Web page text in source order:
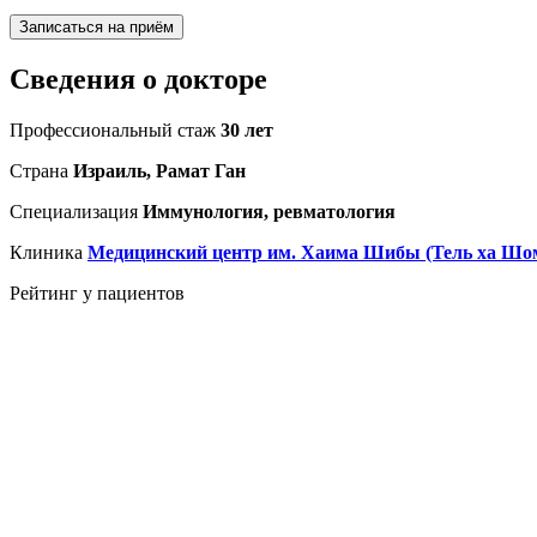
Записаться на приём
Сведения о докторе
Профессиональный стаж 30 лет
Страна Израиль, Рамат Ган
Специализация Иммунология, ревматология
Клиника Медицинский центр им. Хаима Шибы (Тель ха
Рейтинг у пациентов